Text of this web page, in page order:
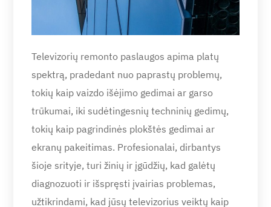
Televizorių remonto paslaugos apima platų
spektrą, pradedant nuo paprastų problemų,
tokių kaip vaizdo išėjimo gedimai ar garso
trūkumai, iki sudėtingesnių techninių gedimų,
tokių kaip pagrindinės plokštės gedimai ar
ekranų pakeitimas. Profesionalai, dirbantys
šioje srityje, turi žinių ir įgūdžių, kad galėtų
diagnozuoti ir išspręsti įvairias problemas,
užtikrindami, kad jūsų televizorius veiktų kaip